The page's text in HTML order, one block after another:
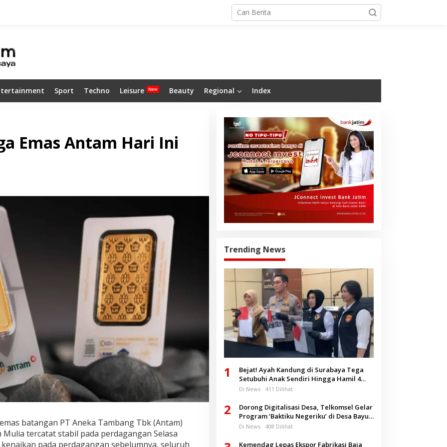
Sport Techno Leisure Beauty Regional Index
Emas Antam Hari Ini
batangan PT Aneka Tambang Tbk (Antam)
tercatat stabil pada perdagangan Selasa
pada perdagangan sebelumnya, seluruh
Trending News
1
Bejat! Ayah Kandung di Surabaya Tega
Setubuhi Anak Sendiri Hingga Hamil 4
Bulan
Di News 411 Dilihat
2
Dorong Digitalisasi Desa, Telkomsel Gelar
Program ‘Baktiku Negeriku’ di Desa Bayu
Banyuwangi
Di News 408 Dilihat
Kemendag Lepas Ekspor Fabrikasi Baja